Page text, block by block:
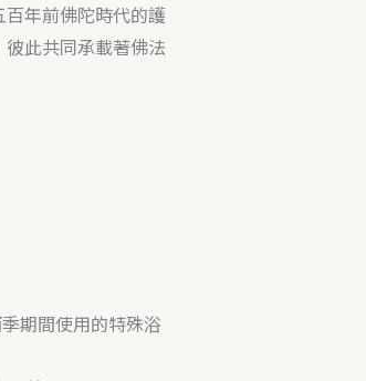
年前佛陀時代的護
此共同承載著佛法
期間使用的特殊浴